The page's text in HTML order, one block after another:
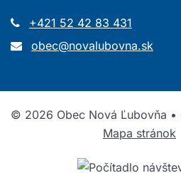
+421 52 42 83 431
obec@novalubovna.sk
© 2026 Obec Nová Ľubovňa •
Mapa stránok